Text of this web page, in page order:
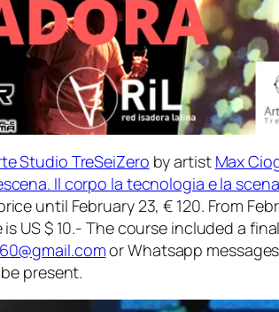
Studio TreSeiZero by artist Max
Il corpo la tecnologia e la scena
until February 23, € 120. From
is US $ 10.- The course included a
or Whatsapp
present.